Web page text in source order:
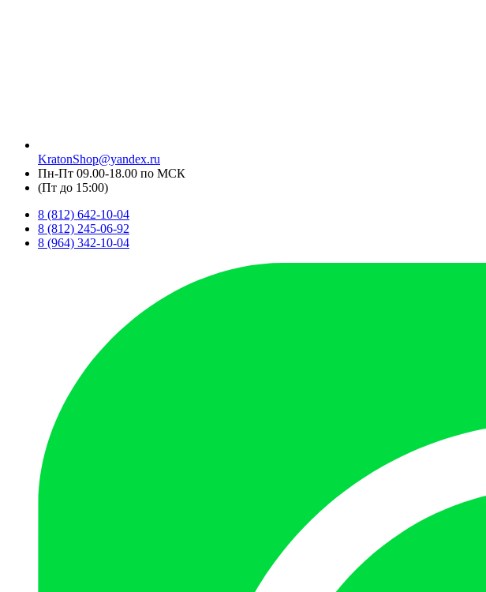
KratonShop@yandex.ru
Пн-Пт 09.00-18.00 по МСК
(Пт до 15:00)
8 (812) 642-10-04
8 (812) 245-06-92
8 (964) 342-10-04